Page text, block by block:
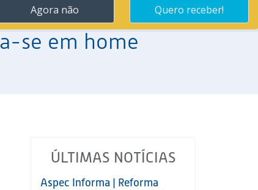
se em home
ÚLTIMAS NOTÍCIAS
Aspec Informa | Reforma